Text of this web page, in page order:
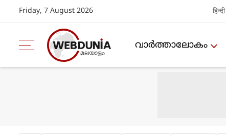
Friday, 7 August 2026 हिन्दी
വാര്‍ത്താലോകം